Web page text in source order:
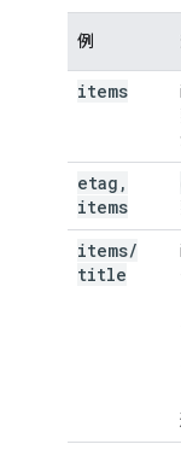
例
items
etag ,
items
items/
title